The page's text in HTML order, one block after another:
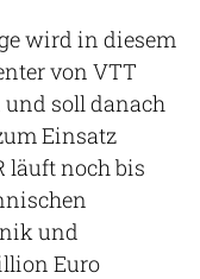
wird in diesem
von VTT
soll danach
Einsatz
läuft noch bis
und
Euro